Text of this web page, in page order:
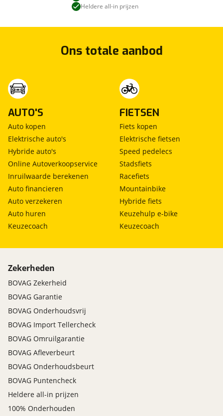
Heldere all-in prijzen
Ons totale aanbod
AUTO'S
Auto kopen
Elektrische auto's
Hybride auto's
Online Autoverkoopservice
Inruilwaarde berekenen
Auto financieren
Auto verzekeren
Auto huren
Keuzecoach
FIETSEN
Fiets kopen
Elektrische fietsen
Speed pedelecs
Stadsfiets
Racefiets
Mountainbike
Hybride fiets
Keuzehulp e-bike
Keuzecoach
Zekerheden
BOVAG Zekerheid
BOVAG Garantie
BOVAG Onderhoudsvrij
BOVAG Import Tellercheck
BOVAG Omruilgarantie
BOVAG Afleverbeurt
BOVAG Onderhoudsbeurt
BOVAG Puntencheck
Heldere all-in prijzen
100% Onderhouden